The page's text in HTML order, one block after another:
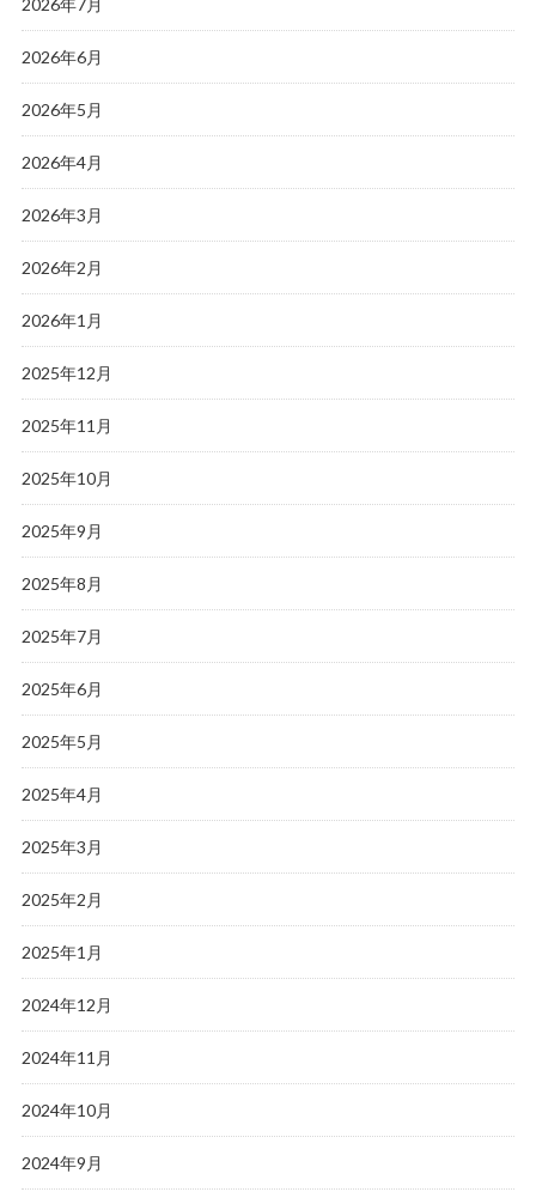
2026年7月
2026年6月
2026年5月
2026年4月
2026年3月
2026年2月
2026年1月
2025年12月
2025年11月
2025年10月
2025年9月
2025年8月
2025年7月
2025年6月
2025年5月
2025年4月
2025年3月
2025年2月
2025年1月
2024年12月
2024年11月
2024年10月
2024年9月